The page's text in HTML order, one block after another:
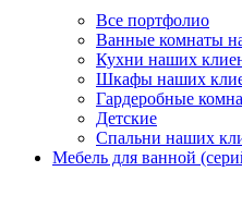
Все портфолио
Ванные комнаты
Кухни наших
Шкафы наших
Гардеробные
Детские
Спальни наших
Мебель для ванной